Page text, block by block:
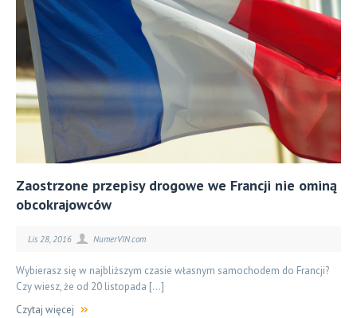
Zaostrzone przepisy drogowe we Francji nie ominą
obcokrajowców
Lis 28, 2016 NumerVIN.com
Wybierasz się w najbliższym czasie własnym samochodem do Francji?
Czy wiesz, że od 20 listopada […]
Czytaj więcej